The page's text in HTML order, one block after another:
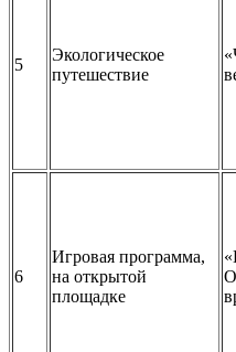
5
Экологическое
путешествие
6
Игровая программа,
на открытой
площадке